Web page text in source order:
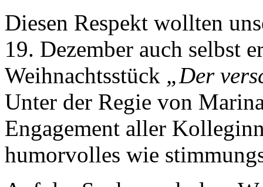
Diesen Respekt wollten
19. Dezember auch selbst
Weihnachtsstück „Der
Unter der Regie von
Engagement aller
humorvolles wie